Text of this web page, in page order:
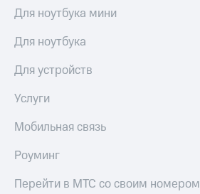
Для ноутбука мини
Для ноутбука
Для устройств
Услуги
Мобильная связь
Роуминг
Перейти в МТС со своим номером